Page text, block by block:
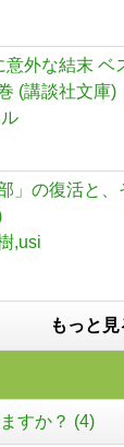
意外な結末 ベ
(講談社文庫)
部」の復活と
,usi
もっと見
すか？ (4)